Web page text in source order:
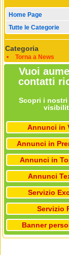
Home Page
Tutte le Categorie
Categoria
Torna a News
Vuoi
contatti
Scopri i nostri
Annunci in
Annunci in
Annunci in
Annunci
Servizio
Servizio
Banner